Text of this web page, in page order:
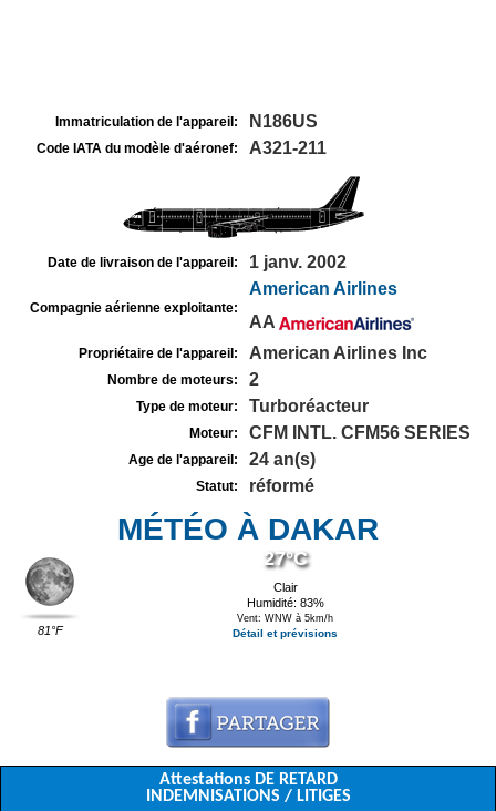
Immatriculation de l'appareil: N186US
Code IATA du modèle d'aéronef: A321-211
Date de livraison de l'appareil: 1 janv. 2002
Compagnie aérienne exploitante:
American Airlines
AA
Propriétaire de l'appareil: American Airlines Inc
Nombre de moteurs: 2
Type de moteur: Turboréacteur
Moteur: CFM INTL. CFM56 SERIES
Age de l'appareil: 24 an(s)
Statut: réformé
MÉTÉO À DAKAR
81°F
27°C
Clair
Humidité: 83%
Vent: WNW à 5km/h
Détail et prévisions
Attestations DE RETARD
INDEMNISATIONS / LITIGES